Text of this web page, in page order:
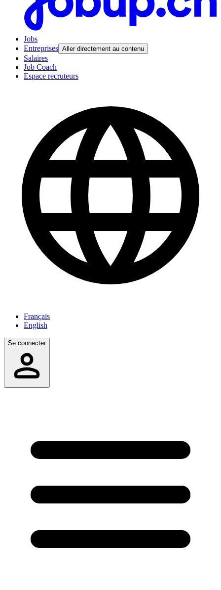
Jobs
Entreprises Aller directement au contenu
Salaires
Job Coach
Espace recruteurs
Français
English
Se connecter